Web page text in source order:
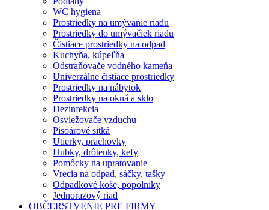
WC hygiena
Prostriedky na umývanie riadu
Prostriedky do umývačiek riadu
Čistiace prostriedky na odpad
Kuchyňa, kúpeľňa
Odstraňovače vodného kameňa
Univerzálne čistiace prostriedky
Prostriedky na nábytok
Prostriedky na okná a sklo
Dezinfekcia
Osviežovače vzduchu
Pisoárové sitká
Utierky, prachovky
Hubky, drôtenky, kefy
Pomôcky na upratovanie
Vrecia na odpad, sáčky, tašky
Odpadkové koše, popolníky
Jednorazový riad
OBČERSTVENIE PRE FIRMY